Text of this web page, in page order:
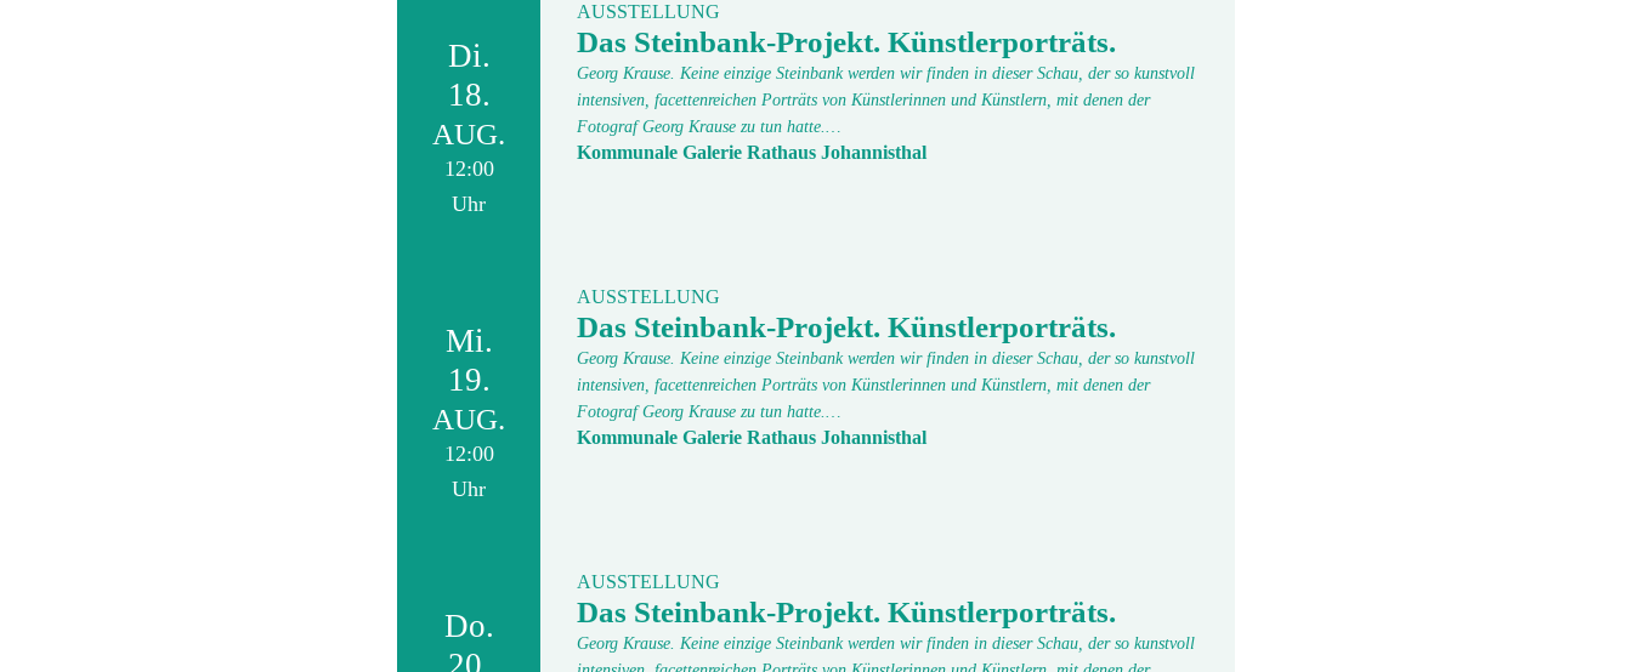
Di.
18.
AUG.
12:00
Uhr
AUSSTELLUNG
Das Steinbank-Projekt. Künstlerporträts.
Georg Krause. Keine einzige Steinbank werden wir finden in dieser Schau, der so kunstvoll
intensiven, facettenreichen Porträts von Künstlerinnen und Künstlern, mit denen der
Fotograf Georg Krause zu tun hatte.…
Kommunale Galerie Rathaus Johannisthal
Mi.
19.
AUG.
12:00
Uhr
AUSSTELLUNG
Das Steinbank-Projekt. Künstlerporträts.
Georg Krause. Keine einzige Steinbank werden wir finden in dieser Schau, der so kunstvoll
intensiven, facettenreichen Porträts von Künstlerinnen und Künstlern, mit denen der
Fotograf Georg Krause zu tun hatte.…
Kommunale Galerie Rathaus Johannisthal
Do.
20.
AUSSTELLUNG
Das Steinbank-Projekt. Künstlerporträts.
Georg Krause. Keine einzige Steinbank werden wir finden in dieser Schau, der so kunstvoll